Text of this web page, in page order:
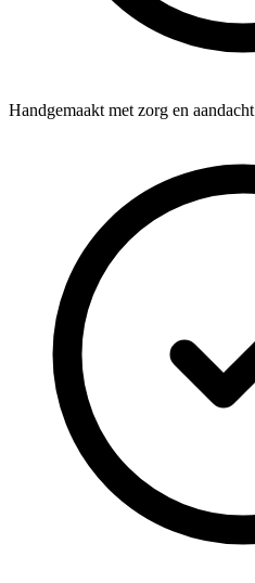
Handgemaakt met zorg en aandacht